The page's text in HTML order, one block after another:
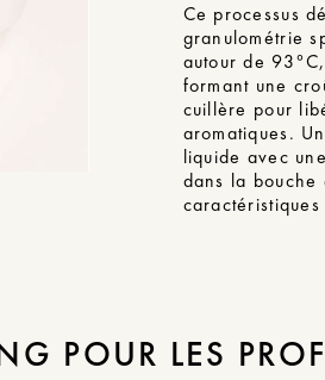
Ce processus
granulométrie
autour de
formant une
cuillère pour
aromatiques.
liquide avec
dans la bouche
POUR LES